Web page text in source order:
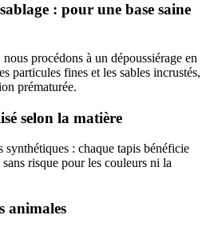
: pour une base saine
procédons à un dépoussiérage en
particules fines et les sables incrustés,
prématurée.
selon la matière
: chaque tapis bénéficie
risque pour les couleurs ni la
animales